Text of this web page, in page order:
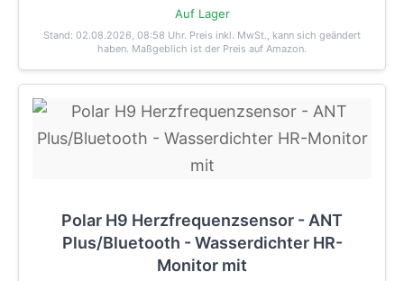
Auf Lager
Stand: 02.08.2026, 08:58 Uhr. Preis inkl. MwSt., kann sich geändert
haben. Maßgeblich ist der Preis auf Amazon.
Polar H9 Herzfrequenzsensor - ANT
Plus/Bluetooth - Wasserdichter HR-
Monitor mit